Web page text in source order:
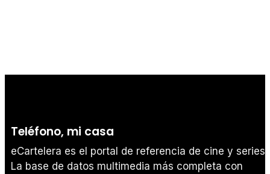
Teléfono, mi casa
eCartelera es el portal de referencia de cine y series.
La base de datos multimedia más completa con